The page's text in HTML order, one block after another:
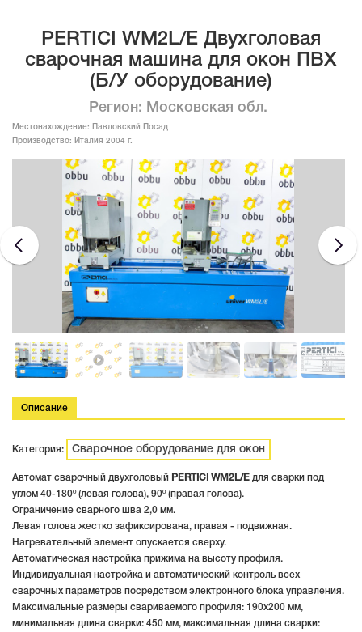
PERTICI WM2L/E Двухголовая
сварочная машина для окон ПВХ
(Б/У оборудование)
Регион: Московская обл.
Местонахождение:
Павловский Посад
Производство:
Италия 2004 г.
Описание
Категория: Сварочное оборудование для окон
Автомат сварочный двухголовый PERTICI WM2L/E для сварки под
углом 40-180º (левая голова), 90º (правая голова).
Ограничение сварного шва 2,0 мм.
Левая голова жестко зафиксирована, правая - подвижная.
Нагревательный элемент опускается сверху.
Автоматическая настройка прижима на высоту профиля.
Индивидуальная настройка и автоматический контроль всех
сварочных параметров посредством электронного блока управления.
Максимальные размеры свариваемого профиля: 190х200 мм,
минимальная длина сварки: 450 мм, максимальная длина сварки: